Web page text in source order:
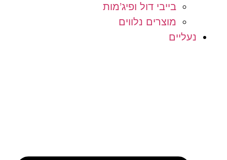
בייבי דול ופיג’מות
מוצרים נלווים
נעליים